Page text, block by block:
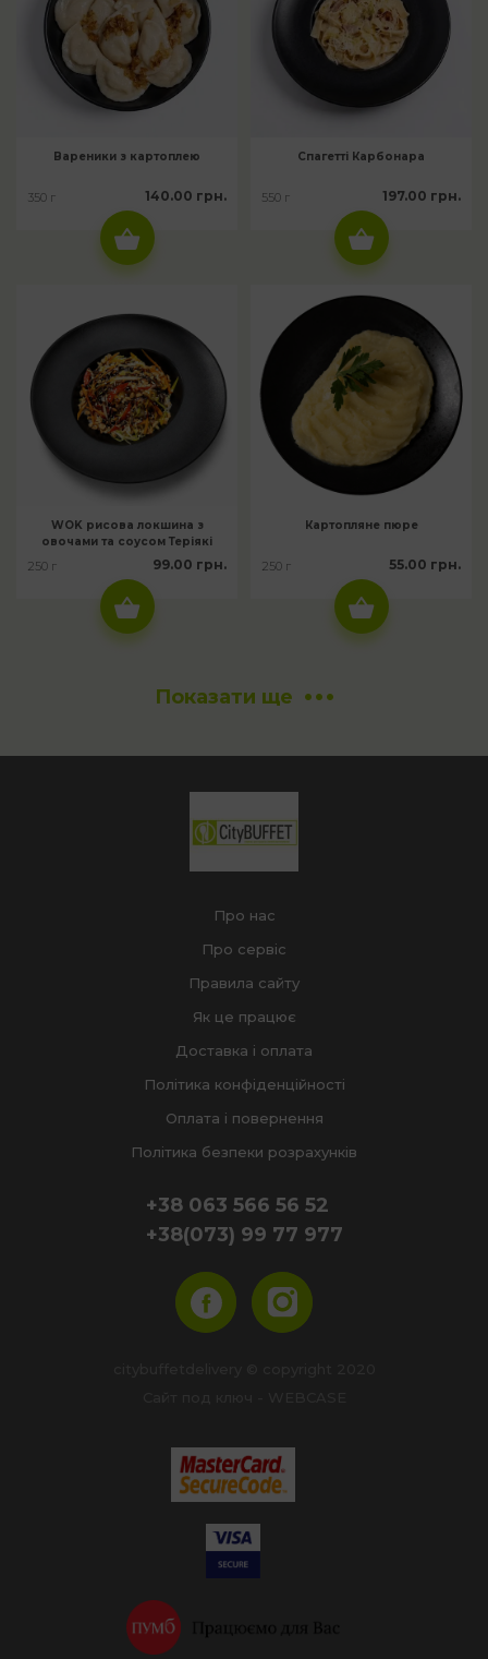
Вареники з картоплею
350 г 140.00 грн.
Спагетті Карбонара
550 г 197.00 грн.
WOK рисова локшина з
овочами та соусом Теріякі
250 г 99.00 грн.
Картопляне пюре
250 г 55.00 грн.
Показати ще
Про нас
Про сервіс
Правила сайту
Як це працює
Доставка і оплата
Політика конфіденційності
Оплата і повернення
Політика безпеки розрахунків
+38 063 566 56 52
+38(073) 99 77 977